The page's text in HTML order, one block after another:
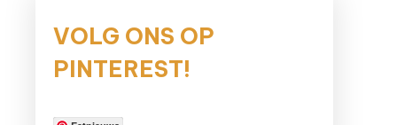
VOLG ONS OP
PINTEREST!